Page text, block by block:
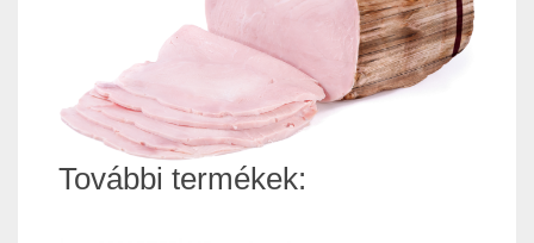
További termékek: